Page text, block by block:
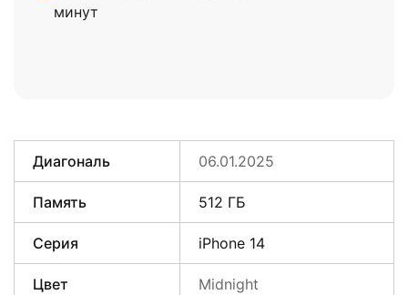
минут
Диагональ 06.01.2025
Память 512 ГБ
Серия iPhone 14
Цвет Midnight